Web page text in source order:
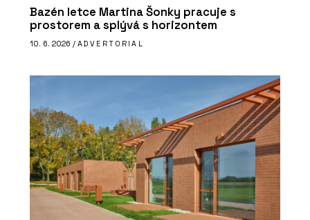
Bazén letce Martina Šonky pracuje s
prostorem a splývá s horizontem
10. 6. 2026 / ADVERTORIAL